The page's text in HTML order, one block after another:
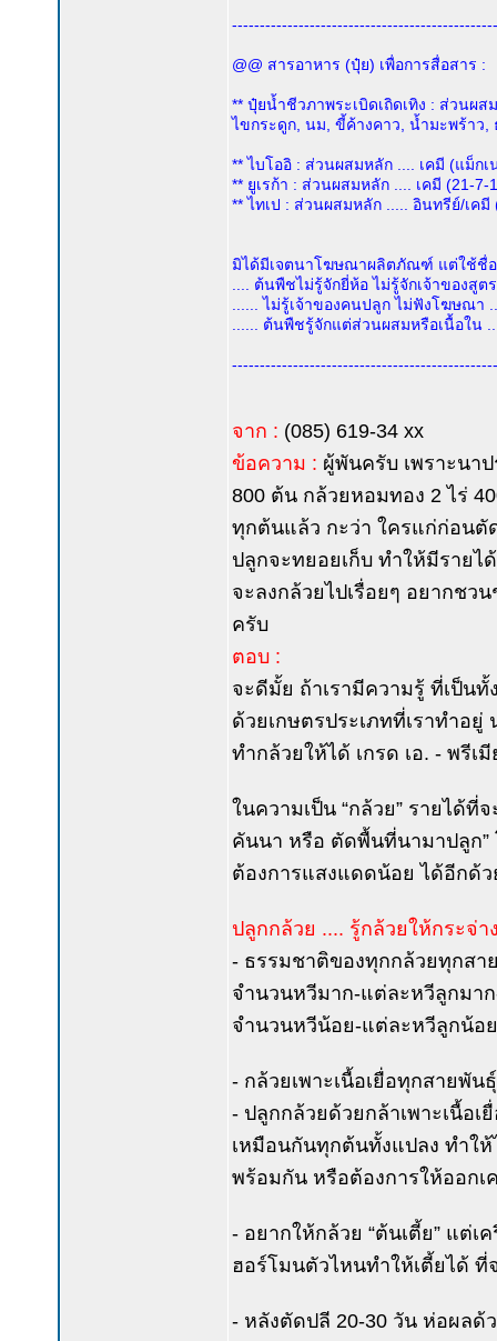
@@ สารอาหาร (ปุ๋ย) เพื่อการสื่อสาร :
** ปุ๋ยน้ำชีวภาพระเบิดเถิดเทิง : ส่วนผ
ไขกระดูก, นม, ขี้ค้างคาว, น้ำมะพร้าว,
** ไบโออิ : ส่วนผสมหลัก .... เคมี (แม็กเ
** ยูเรก้า : ส่วนผสมหลัก .... เคมี (21-
** ไทเป : ส่วนผสมหลัก ..... อินทรีย์/เค
มิได้มีเจตนาโฆษณาผลิตภัณฑ์ แต่ใช้ชื่
.... ต้นพืชไม่รู้จักยี่ห้อ ไม่รู้จักเจ้าของสูต
...... ไม่รู้เจ้าของคนปลูก ไม่ฟังโฆษณา
...... ต้นพืชรู้จักแต่ส่วนผสมหรือเนื้อใน
จาก : (085) 619-34 xx
ข้อความ : ผู้พันครับ เพราะนา
800 ต้น กล้วยหอมทอง 2 ไร่
ทุกต้นแล้ว กะว่า ใครแก่ก่อนตั
ปลูกจะทยอยเก็บ ทำให้มีรายไ
จะลงกล้วยไปเรื่อยๆ อยากช
ครับ
ตอบ :
จะดีมั้ย ถ้าเรามีความรู้ ที่เป็น
ด้วยเกษตรประเภทที่เราทำอยู่
ทำกล้วยให้ได้ เกรด เอ. - พรี
ในความเป็น “กล้วย” รายได้
คันนา หรือ ตัดพื้นที่นามาปลูก”
ต้องการแสงแดดน้อย ได้อีกด้ว
ปลูกกล้วย .... รู้กล้วยให้กระจ่
- ธรรมชาติของทุกกล้วยทุกส
จำนวนหวีมาก-แต่ละหวีลูกมา
จำนวนหวีน้อย-แต่ละหวีลูกน้อย
- กล้วยเพาะเนื้อเยื่อทุกสายพั
- ปลูกกล้วยด้วยกล้าเพาะเนื้อ
เหมือนกันทุกต้นทั้งแปลง ทำใ
พร้อมกัน หรือต้องการให้ออกเ
- อยากให้กล้วย “ต้นเตี้ย” แต่
ฮอร์โมนตัวไหนทำให้เตี้ยได้ ที่
- หลังตัดปลี 20-30 วัน ห่อผลด้